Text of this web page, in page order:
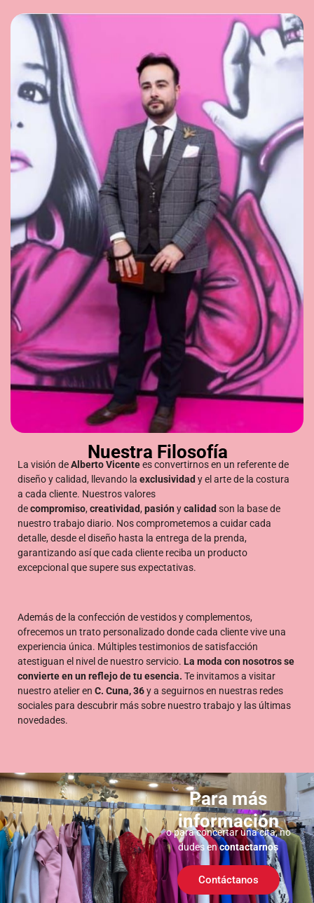
Nuestra Filosofía
La visión deAlberto Vicentees convertirnos en un referente de
diseño y calidad, llevando la exclusividad y el arte de la costura
a cada cliente. Nuestros valores
decompromiso, creatividad, pasión ycalidad son la base de
nuestro trabajo diario. Nos comprometemos a cuidar cada
detalle, desde el diseño hasta la entrega de la prenda,
garantizando así que cada cliente reciba un producto
excepcional que supere sus expectativas.
Además de la confección de vestidos y complementos,
ofrecemos un trato personalizado donde cada cliente vive una
experiencia única. Múltiples testimonios de satisfacción
atestiguan el nivel de nuestro servicio. La moda con nosotros se
convierte en un reflejo de tu esencia. Te invitamos a visitar
nuestro atelier en C. Cuna, 36y a seguirnos en nuestras redes
sociales para descubrir más sobre nuestro trabajo y las últimas
novedades.
Para más
información
o para concertar una cita, no
dudes encontactarnos
Contáctanos